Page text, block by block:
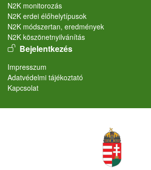
N2K monitorozás
N2K erdei élőhelytípusok
N2K módszertan, eredmények
N2K köszönetnyilvánítás
User account menu
Bejelentkezés
Lábléc
Impresszum
Adatvédelmi tájékoztató
Kapcsolat